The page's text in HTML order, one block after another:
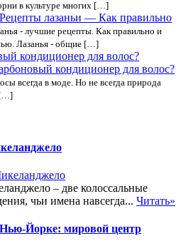
в культуре многих […]
лазаньи — Как правильно
- лучшие рецепты. Как правильно и
Лазанья - общие […]
кондиционер для волос?
всегда в моде. Но не всегда природа
[…]
– две колоссальные
чьи имена навсегда... Читать»
Йорке: мировой центр